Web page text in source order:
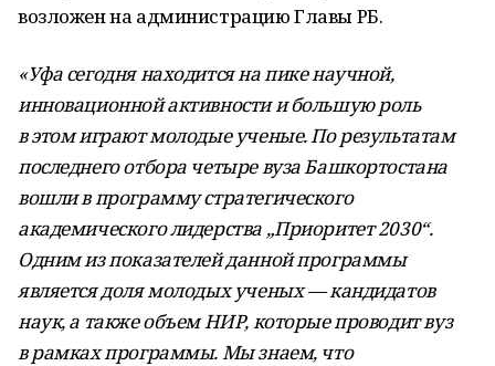
возложен на администрацию Главы РБ.
«Уфа сегодня находится на пике научной,
инновационной активности и большую роль
в этом играют молодые ученые. По результатам
последнего отбора четыре вуза Башкортостана
вошли в программу стратегического
академического лидерства „Приоритет 2030“.
Одним из показателей данной программы
является доля молодых ученых — кандидатов
наук, а также объем НИР, которые проводит вуз
в рамках программы. Мы знаем, что